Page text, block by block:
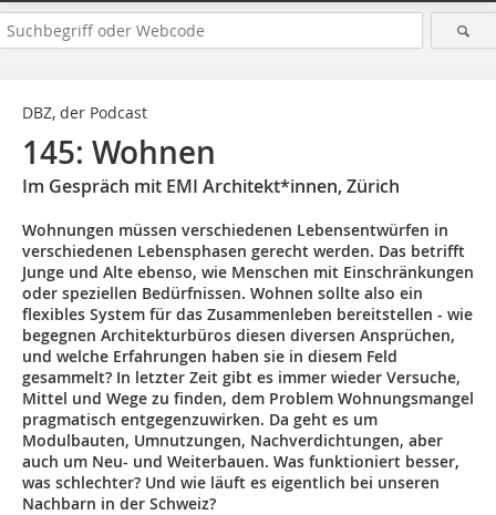
DBZ, der Podcast
145: Wohnen
Im Gespräch mit EMI Architekt*innen, Zürich
Wohnungen müssen verschiedenen Lebensentwürfen in
verschiedenen Lebensphasen gerecht werden. Das betrifft
Junge und Alte ebenso, wie Menschen mit Einschränkungen
oder speziellen Bedürfnissen. Wohnen sollte also ein
flexibles System für das Zusammenleben bereitstellen - wie
begegnen Architekturbüros diesen diversen Ansprüchen,
und welche Erfahrungen haben sie in diesem Feld
gesammelt? In letzter Zeit gibt es immer wieder Versuche,
Mittel und Wege zu finden, dem Problem Wohnungsmangel
pragmatisch entgegenzuwirken. Da geht es um
Modulbauten, Umnutzungen, Nachverdichtungen, aber
auch um Neu- und Weiterbauen. Was funktioniert besser,
was schlechter? Und wie läuft es eigentlich bei unseren
Nachbarn in der Schweiz?